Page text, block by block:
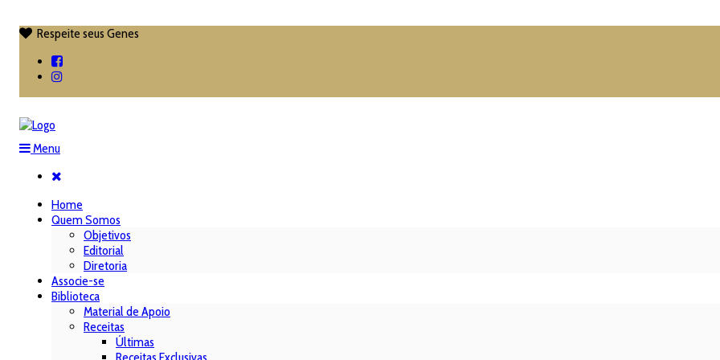
 Respeite seus Genes
Menu
Home
Quem Somos
Objetivos
Editorial
Diretoria
Associe-se
Biblioteca
Material de Apoio
Receitas
Últimas